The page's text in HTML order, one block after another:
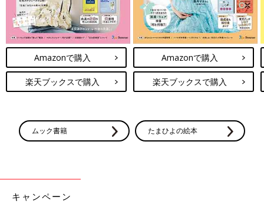
報交換できる同期ルームと、先輩ママの知恵を借りられる「グッ
ズ」や「お金」「出産レポート」などのカテゴリルームの２種類
をご用意♪
無料公式アプリをダウンロード ＞
※上記の投稿は、アプリ「まいにちのたまひよ」ルームに投稿されたものから引用
しており、アイコン画像やユーザ名など一部編集しています。
Amazonで購入
楽天ブックスで購入
Amazonで購入
楽天ブックスで購入
ムック書籍 たまひよの絵本
キャンペーン